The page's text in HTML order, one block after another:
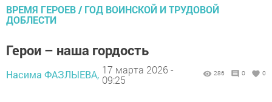
ВРЕМЯ ГЕРОЕВ / ГОД ВОИНСКОЙ И ТРУДОВОЙ
ДОБЛЕСТИ
Герои – наша гордость
Насима ФАЗЛЫЕВА, 17 марта 2026 -
09:25
286 0 0